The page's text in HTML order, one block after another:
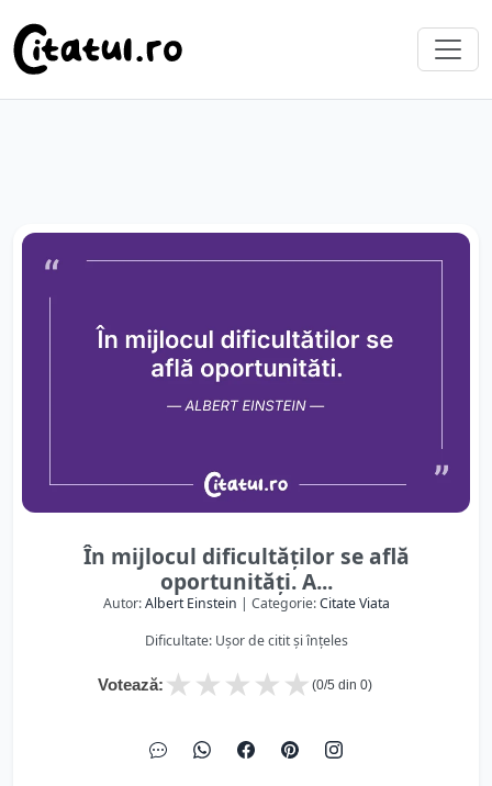
În mijlocul dificultăților se află
oportunități. A...
Autor:Albert Einstein | Categorie:Citate Viata
Dificultate: Ușor de citit și înțeles
Votează: ★
★
★
★
★ (0/5 din 0)